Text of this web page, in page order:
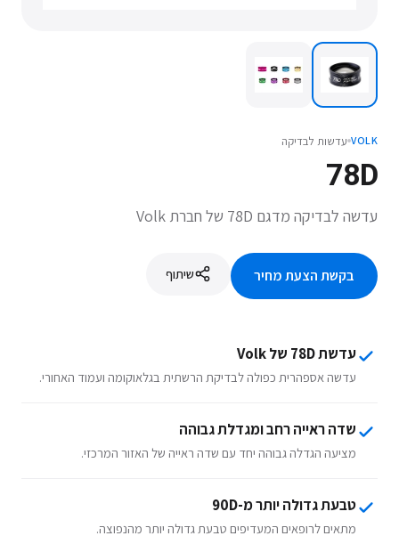
VOLK עדשות לבדיקה
78D
עדשה לבדיקה מדגם 78D של חברת Volk
בקשת הצעת מחיר שיתוף
עדשת 78D של Volk
עדשה אספהרית כפולה לבדיקת הרשתית בגלאוקומה ועמוד האחורי.
שדה ראייה רחב ומגדלת גבוהה
מציעה הגדלה גבוהה יחד עם שדה ראייה של האזור המרכזי.
טבעת גדולה יותר מ-90D
מתאים לרופאים המעדיפים טבעת גדולה יותר מהנפוצה.